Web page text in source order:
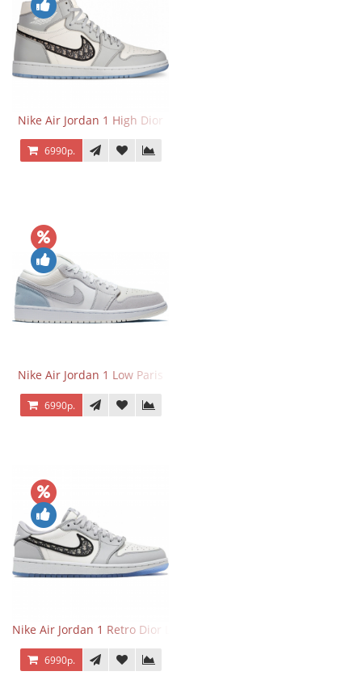
Nike Air Jordan 1 High Dior
6990р.
Nike Air Jordan 1 Low Paris
6990р.
Nike Air Jordan 1 Retro Dior Low
6990р.